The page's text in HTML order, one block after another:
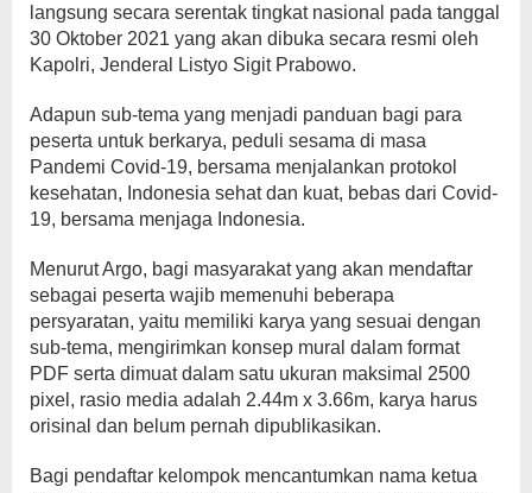
langsung secara serentak tingkat nasional pada tanggal
30 Oktober 2021 yang akan dibuka secara resmi oleh
Kapolri, Jenderal Listyo Sigit Prabowo.
Adapun sub-tema yang menjadi panduan bagi para
peserta untuk berkarya, peduli sesama di masa
Pandemi Covid-19, bersama menjalankan protokol
kesehatan, Indonesia sehat dan kuat, bebas dari Covid-
19, bersama menjaga Indonesia.
Menurut Argo, bagi masyarakat yang akan mendaftar
sebagai peserta wajib memenuhi beberapa
persyaratan, yaitu memiliki karya yang sesuai dengan
sub-tema, mengirimkan konsep mural dalam format
PDF serta dimuat dalam satu ukuran maksimal 2500
pixel, rasio media adalah 2.44m x 3.66m, karya harus
orisinal dan belum pernah dipublikasikan.
Bagi pendaftar kelompok mencantumkan nama ketua